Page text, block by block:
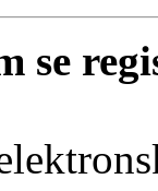
se